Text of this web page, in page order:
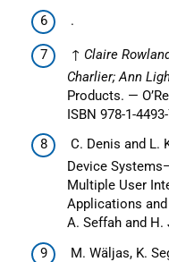
.
↑ Claire
Charlier; Ann
Products. —
ISBN 978-1-
C. Denis and L.
Device
Multiple User
Applications
A. Seffah and H.
M. Wäljas, K.